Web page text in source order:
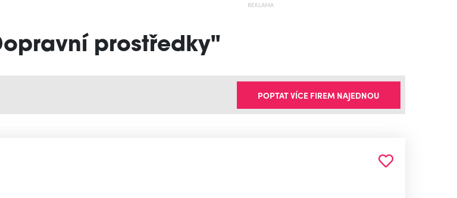
REKLAMA
prostředky"
POPTAT VÍCE FIREM NAJEDNOU